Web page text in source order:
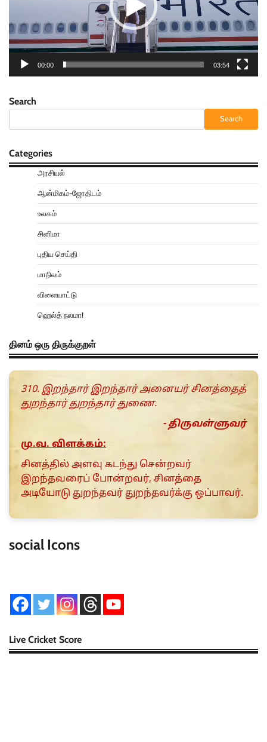
00:00 03:54
Search
Search
Categories
அரசியல்
ஆன்மிகம்-ஜோதிடம்
உலகம்
சினிமா
புதிய செய்தி
மாநிலம்
விளையாட்டு
ஹெல்த் நலமா!
தினம் ஒரு திருக்குறள்
310. இறந்தார் இறந்தார் அனையர் சினத்தைத்
துறந்தார் துறந்தார் துணை.
- திருவள்ளுவர்
மு.வ. விளக்கம்:
சினத்தில் அளவு கடந்து சென்றவர்
இறந்தவரைப் போன்றவர், சினத்தை
அடியோடு துறந்தவர் துறந்தவர்க்கு ஒப்பாவர்.
social Icons
Live Cricket Score